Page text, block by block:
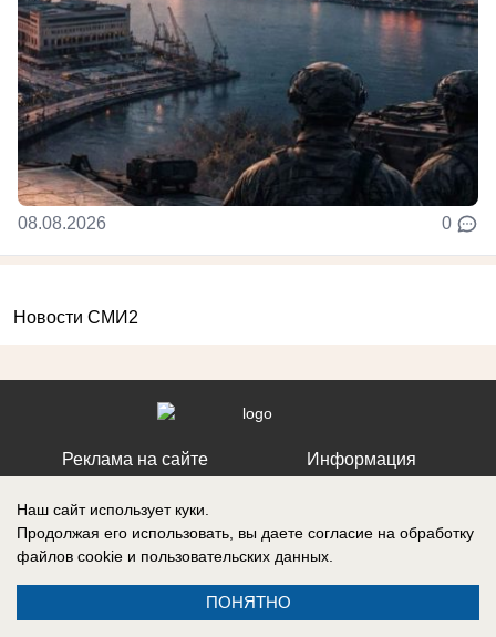
08.08.2026 0
Новости СМИ2
Реклама на сайте
Информация
Запись о регистрации СМИ: ЭЛ № ФС 77 – 86242, выдано
Федеральной службой по надзору в сфере связи, информационных
Наш сайт использует куки.
Продолжая его использовать, вы даете согласие на обработку
файлов cookie и пользовательских данных.
ПОНЯТНО